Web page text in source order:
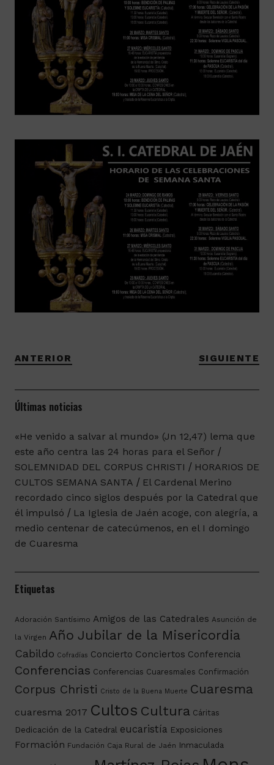
ANTERIOR SIGUIENTE
Últimas noticias
«He venido a salvar al mundo» (Jn 12,47) lema que
este año centra las 24 horas para el Señor
SOLEMNIDAD DEL CORPUS CHRISTI
HORARIOS DE
CULTOS SEMANA SANTA
El Cardenal Merino
recordado cinco siglos después por la Catedral que
él impulsó
La Iglesia de Jaén acoge, con alegría, a
medio centenar de catecúmenos, en el I domingo
de Cuaresma
Etiquetas
Adoración Santísimo Amigos de las Catedrales Asunción de
la Virgen Año Jubilar de la Misericordia
Cabildo Cofradías Concierto Conciertos Conferencia
Conferencias Conferencias Cuaresmales Confirmación
Corpus Christi Cristo de la Buena Muerte Cuaresma
cuaresma 2017 Cultos Cultura Cáritas
Dedicación de la Catedral eucaristía Exposiciones
Formación Fundación Caja Rural de Jaén Inmaculada